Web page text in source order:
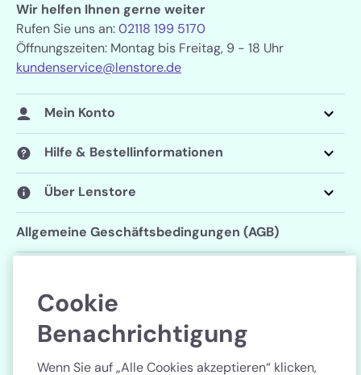
Wir helfen Ihnen gerne weiter
Rufen Sie uns an:02118 199 5170
Öffnungszeiten: Montag bis Freitag, 9 - 18 Uhr
kundenservice@lenstore.de
Mein Konto
Hilfe & Bestellinformationen
Über Lenstore
Allgemeine Geschäftsbedingungen (AGB)
Cookie-Einstellungen
Cookie
Benachrichtigung
Wenn Sie auf „Alle Cookies akzeptieren“ klicken,